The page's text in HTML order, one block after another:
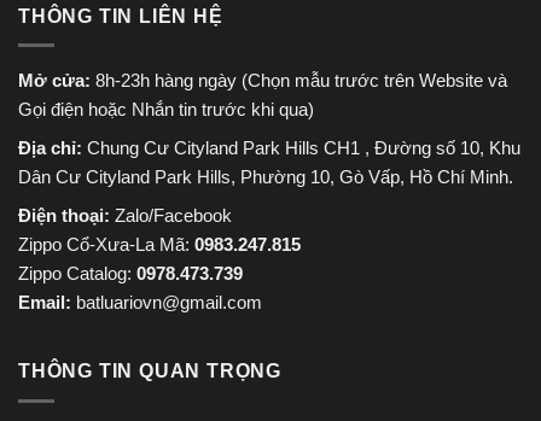
THÔNG TIN LIÊN HỆ
Mở cửa: 8h-23h hàng ngày (Chọn mẫu trước trên Website và
Gọi điện hoặc Nhắn tin trước khi qua)
Địa chỉ: Chung Cư Cityland Park Hills CH1 , Đường số 10, Khu
Dân Cư Cityland Park Hills, Phường 10, Gò Vấp, Hồ Chí Minh.
Điện thoại: Zalo/Facebook
Zippo Cổ-Xưa-La Mã: 0983.247.815
Zippo Catalog: 0978.473.739
Email: batluariovn@gmail.com
THÔNG TIN QUAN TRỌNG